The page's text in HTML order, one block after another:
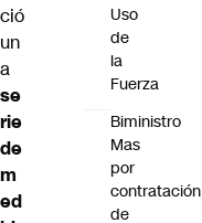
ció
un
a
se
rie
de
m
ed
Uso
de
la
Fuerza
Biministro
Mas
por
contratación
de